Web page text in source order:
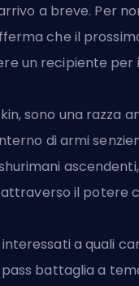
a breve. Per
che il
un recipiente per
sono una razza
di armi
il potere
a quali
battaglia a